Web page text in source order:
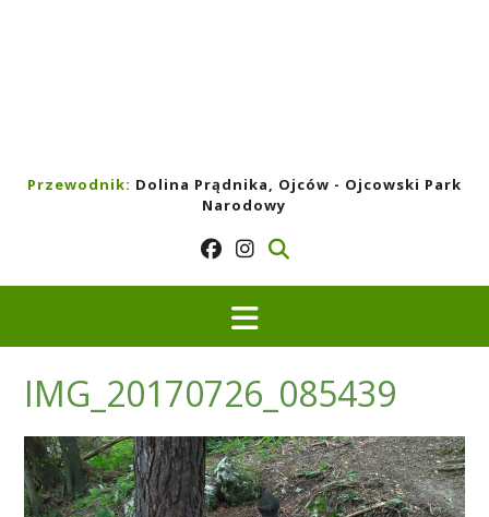
Przewodnik: Dolina Prądnika, Ojców - Ojcowski Park
Narodowy
IMG_20170726_085439